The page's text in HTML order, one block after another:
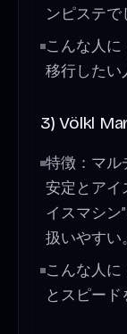
ンピステで
こんな人
移行したい
3) Völkl
特徴：マル
安定とアイ
イスマシン
扱いやすい。
こんな人
とスピード